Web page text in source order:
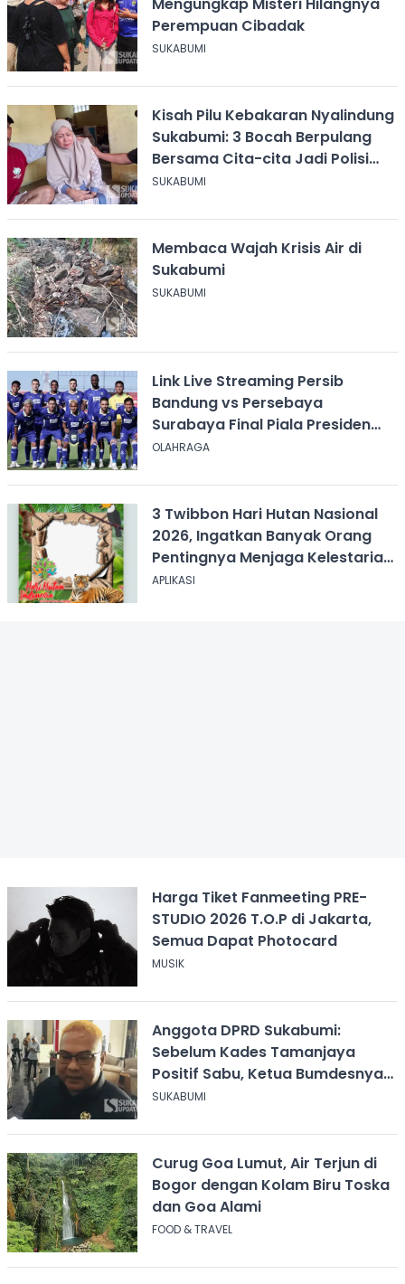
Perempuan Cibadak
SUKABUMI
Kisah Pilu Kebakaran Nyalindung
Sukabumi: 3 Bocah Berpulang
Bersama Cita-cita Jadi Polisi
dan Guru
SUKABUMI
Membaca Wajah Krisis Air di
Sukabumi
SUKABUMI
Link Live Streaming Persib
Bandung vs Persebaya
Surabaya Final Piala Presiden
2026, Kick-off Pukul 20.00 WIB
OLAHRAGA
3 Twibbon Hari Hutan Nasional
2026, Ingatkan Banyak Orang
Pentingnya Menjaga Kelestarian
Hutan
APLIKASI
Harga Tiket Fanmeeting PRE-
STUDIO 2026 T.O.P di Jakarta,
Semua Dapat Photocard
MUSIK
Anggota DPRD Sukabumi:
Sebelum Kades Tamanjaya
Positif Sabu, Ketua Bumdesnya
Juga Terjerat Dugaan Narkoba
SUKABUMI
Curug Goa Lumut, Air Terjun di
Bogor dengan Kolam Biru Toska
dan Goa Alami
FOOD & TRAVEL